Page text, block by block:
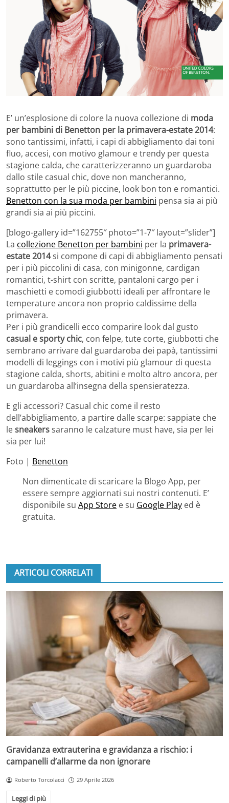
E’ un’esplosione di colore la nuova collezione di moda
per bambini di Benetton per la primavera-estate 2014:
sono tantissimi, infatti, i capi di abbigliamento dai toni
fluo, accesi, con motivo glamour e trendy per questa
stagione calda, che caratterizzeranno un guardaroba
dallo stile casual chic, dove non mancheranno,
soprattutto per le più piccine, look bon ton e romantici.
Benetton con la sua moda per bambini pensa sia ai più
grandi sia ai più piccini.
[blogo-gallery id=”162755″ photo=”1-7″ layout=”slider”]
La collezione Benetton per bambini per la primavera-
estate 2014si compone di capi di abbigliamento pensati
per i più piccolini di casa, con minigonne, cardigan
romantici, t-shirt con scritte, pantaloni cargo per i
maschietti e comodi giubbotti ideali per affrontare le
temperature ancora non proprio caldissime della
primavera.
Per i più grandicelli ecco comparire look dal gusto
casual e sporty chic, con felpe, tute corte, giubbotti che
sembrano arrivare dal guardaroba dei papà, tantissimi
modelli di leggings con i motivi più glamour di questa
stagione calda, shorts, abitini e molto altro ancora, per
un guardaroba all’insegna della spensieratezza.
E gli accessori? Casual chic come il resto
dell’abbigliamento, a partire dalle scarpe: sappiate che
lesneakerssaranno le calzature must have, sia per lei
sia per lui!
Foto | Benetton
Non dimenticate di scaricare la Blogo App, per
essere sempre aggiornati sui nostri contenuti. E’
disponibile su App Store e su Google Play ed è
gratuita.
ARTICOLI CORRELATI
Gravidanza extrauterina e gravidanza a rischio: i
campanelli d’allarme da non ignorare
Roberto Torcolacci 29 Aprile 2026
Leggi di più